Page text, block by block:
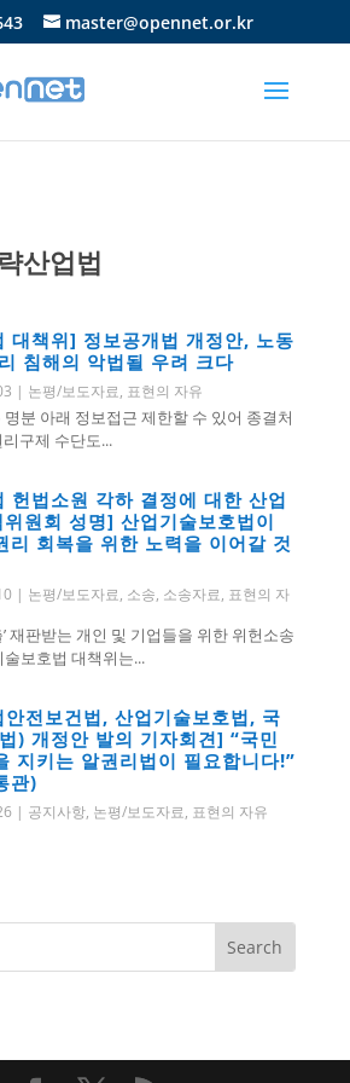
master@opennet.or.kr
산업법
대책위] 정보공개법 개정안, 노동
침해의 악법될 우려 크다
| 논평/보도자료, 표현의 자유
명분 아래 정보접근 제한할 수 있어 종결처
구제 수단도...
헌법소원 각하 결정에 대한 산업
원회 성명] 산업기술보호법이
리 회복을 위한 노력을 이어갈 것
| 논평/보도자료, 소송, 소송자료, 표현의 자
재판받는 개인 및 기업들을 위한 위헌소송
보호법 대책위는...
전보건법, 산업기술보호법, 국
) 개정안 발의 기자회견] “국민
지키는 알권리법이 필요합니다!”
관)
| 공지사항, 논평/보도자료, 표현의 자유